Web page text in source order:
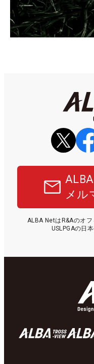
メル
ALBA NetはR&Aのオ
USLPGAの日